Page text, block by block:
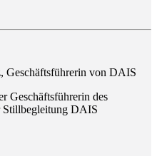
Geschäftsführerin des
Stillbegleitung DAIS